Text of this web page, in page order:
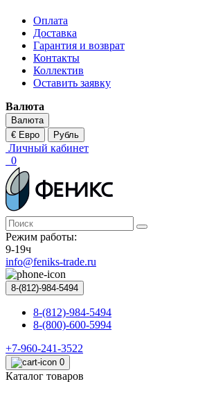
Оплата
Доставка
Гарантия и возврат
Контакты
Коллектив
Оставить заявку
Валюта
Валюта
€ Евро
Рубль
Личный кабинет
0
Режим работы:
9-19ч
info@feniks-trade.ru
8-(812)-984-5494
8-(812)-984-5494
8-(800)-600-5994
+7-960-241-3522
0
Каталог товаров